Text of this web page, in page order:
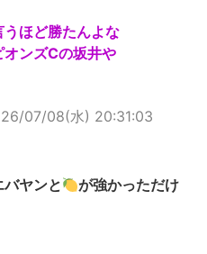
ほど勝たんよな
ンズCの坂井や
26/07/08(水) 20:31:03
ヤンと
が強かっただけ